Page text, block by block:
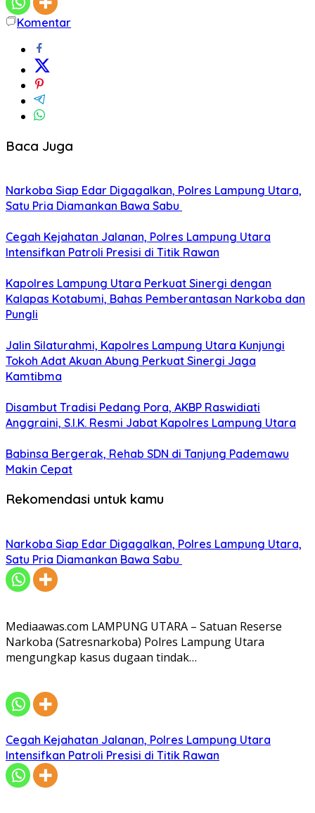
Komentar
Baca Juga
Narkoba Siap Edar Digagalkan, Polres Lampung Utara,
Satu Pria Diamankan Bawa Sabu
Cegah Kejahatan Jalanan, Polres Lampung Utara
Intensifkan Patroli Presisi di Titik Rawan
Kapolres Lampung Utara Perkuat Sinergi dengan
Kalapas Kotabumi, Bahas Pemberantasan Narkoba dan
Pungli
Jalin Silaturahmi, Kapolres Lampung Utara Kunjungi
Tokoh Adat Akuan Abung Perkuat Sinergi Jaga
Kamtibma
Disambut Tradisi Pedang Pora, AKBP Raswidiati
Anggraini, S.I.K. Resmi Jabat Kapolres Lampung Utara
Babinsa Bergerak, Rehab SDN di Tanjung Pademawu
Makin Cepat
Rekomendasi untuk kamu
Narkoba Siap Edar Digagalkan, Polres Lampung Utara,
Satu Pria Diamankan Bawa Sabu
Mediaawas.com LAMPUNG UTARA – Satuan Reserse
Narkoba (Satresnarkoba) Polres Lampung Utara
mengungkap kasus dugaan tindak…
Cegah Kejahatan Jalanan, Polres Lampung Utara
Intensifkan Patroli Presisi di Titik Rawan